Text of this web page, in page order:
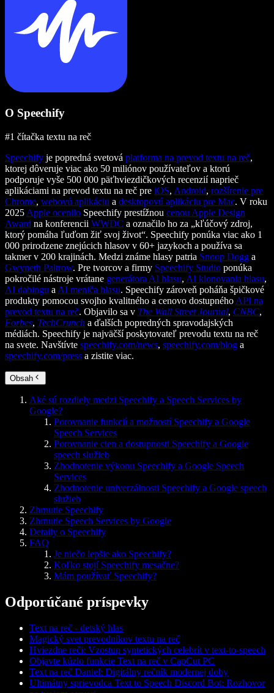
O Speechify
#1 čítačka textu na reč
Speechify je popredná svetová platforma na prevod textu na reč,
ktorej dôveruje viac ako 50 miliónov používateľov a ktorú
podporuje vyše 500 000 päťhviezdičkových recenzií naprieč
aplikáciami na prevod textu na reč pre iOS, Android, rozšírenie pre
Chrome, webovú aplikáciu a desktopovú aplikáciu pre Mac. V roku
2025 Apple ocenilo Speechify prestížnou cenou Apple Design
Award na konferencii WWDC a označilo ho za „kľúčový zdroj,
ktorý pomáha ľuďom žiť svoj život“. Speechify ponúka viac ako 1
000 prirodzene znejúcich hlasov v 60+ jazykoch a používa sa
takmer v 200 krajinách. Medzi známe hlasy patria Snoop Dogg a
Gwyneth Paltrow. Pre tvorcov a firmy Speechify Studio ponúka
pokročilé nástroje vrátane generátora AI hlasu, AI klonovania hlasu,
AI dabingu a AI meniča hlasu. Speechify zároveň poháňa špičkové
produkty pomocou svojho kvalitného a cenovo dostupného API na
prevod textu na reč. Objavilo sa v The Wall Street Journal, CNBC,
Forbes, TechCrunch a ďalších popredných spravodajských
médiách. Speechify je najväčší poskytovateľ prevodu textu na reč
na svete. Navštívte speechify.com/news, speechify.com/blog a
speechify.com/press a zistite viac.
Obsah
Aké sú rozdiely medzi Speechify a Speech Services by
Google?
Porovnanie funkcií a možností Speechify a Google
Speech Services
Porovnanie cien a dostupnosti Speechify a Google
speech služieb
Zhodnotenie výkonu Speechify a Google Speech
Services
Zhodnotenie univerzálnosti Speechify a Google speech
služieb
Zhrnutie Speechify
Zhrnutie Speech Services by Google
Detaily o Speechify
FAQ
Je niečo lepšie ako Speechify?
Koľko stojí Speechify mesačne?
Mám používať Speechify?
Odporúčané príspevky
Text na reč - detský hlas
Magický svet prevodníkov textu na reč
Hviezdne reči: Vzostup syntetických celebrít v text-to-speech
Objavte kúzlo funkcie Text na reč v CapCut PC
Text na reč Daniel: Digitálny rečník modernej doby
Ultimátny sprievodca Text to Speech Discord Bot: Rozhovor